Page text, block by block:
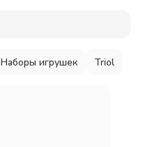
Наборы игрушек Triol